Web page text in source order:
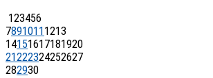
123456
7891011 1213
14151617181920
21222324252627
282930